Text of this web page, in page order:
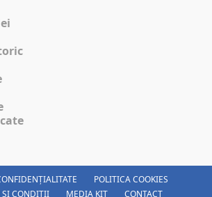
POLITICA COOKIES
SI CONDITII
MEDIA KIT CONTACT